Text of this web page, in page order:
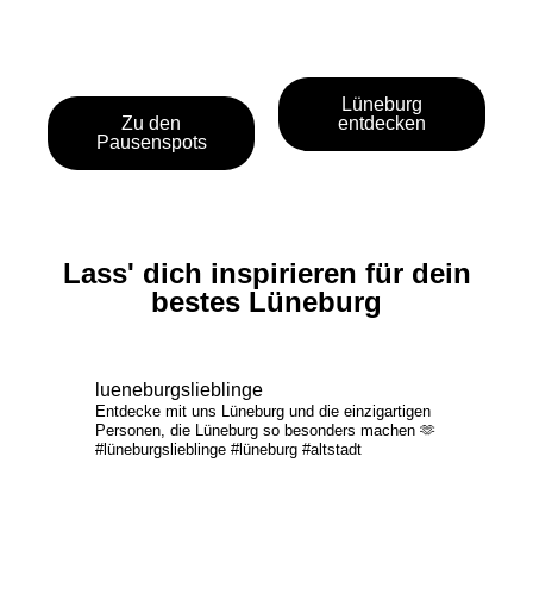
Zu den
Pausenspots
Lüneburg
entdecken
Lass' dich inspirieren für dein
bestes Lüneburg
lueneburgslieblinge
Entdecke mit uns Lüneburg und die einzigartigen
Personen, die Lüneburg so besonders machen 🫶
#lüneburgslieblinge #lüneburg #altstadt